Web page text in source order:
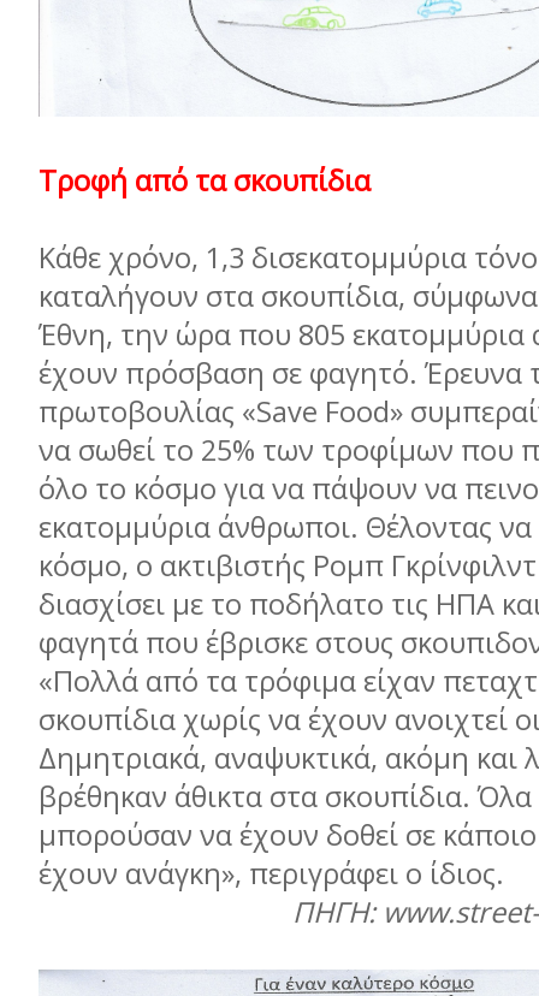
Τροφή από τα σκουπίδια
Κάθε χρόνο, 1,3 δισεκατοµµύρια
καταλήγουν στα σκουπίδια,
Έθνη, την ώρα που 805 εκατοµµύρια
έχουν πρόσβαση σε φαγητό. Έρευνα
πρωτοβουλίας «Save Food»
να σωθεί το 25% των τροφίµων που
όλο το κόσµο για να πάψουν να
εκατοµµύρια άνθρωποι. Θέλοντας να
κόσµο, ο ακτιβιστής Ροµπ
διασχίσει µε το ποδήλατο τις ΗΠΑ
φαγητά που έβρισκε στους
«Πολλά από τα τρόφιµα είχαν
σκουπίδια χωρίς να έχουν ανοιχτεί
Δηµητριακά, αναψυκτικά, ακόµη και
βρέθηκαν άθικτα στα σκουπίδια.
µπορούσαν να έχουν δοθεί σε
έχουν ανάγκη», περιγράφει ο ίδιος.
ΠΗΓΗ: